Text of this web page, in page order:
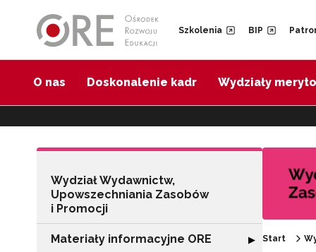
Szkolenia BIP
O nas Doskonalenie kadr Wydziały
Wydział Wydawnictw,
Upowszechniania Zasobów
i Promocji
Materiały informacyjne ORE Rozwiń sekcję
▶ Start